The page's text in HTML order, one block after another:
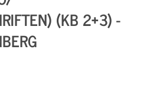
(KB 2+3) -